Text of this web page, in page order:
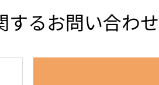
するお問い合わせ